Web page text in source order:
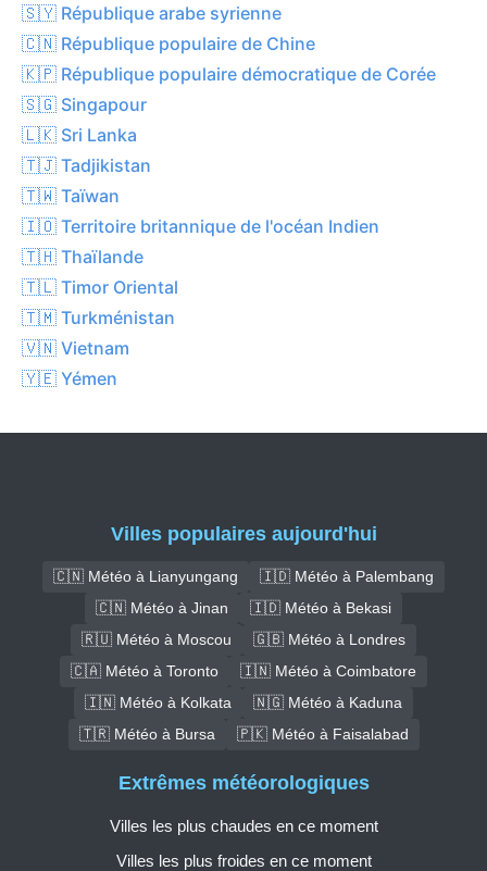
🇸🇾 République arabe syrienne
🇨🇳 République populaire de Chine
🇰🇵 République populaire démocratique de Corée
🇸🇬 Singapour
🇱🇰 Sri Lanka
🇹🇯 Tadjikistan
🇹🇼 Taïwan
🇮🇴 Territoire britannique de l'océan Indien
🇹🇭 Thaïlande
🇹🇱 Timor Oriental
🇹🇲 Turkménistan
🇻🇳 Vietnam
🇾🇪 Yémen
Villes populaires aujourd'hui
🇨🇳 Météo à Lianyungang
🇮🇩 Météo à Palembang
🇨🇳 Météo à Jinan
🇮🇩 Météo à Bekasi
🇷🇺 Météo à Moscou
🇬🇧 Météo à Londres
🇨🇦 Météo à Toronto
🇮🇳 Météo à Coimbatore
🇮🇳 Météo à Kolkata
🇳🇬 Météo à Kaduna
🇹🇷 Météo à Bursa
🇵🇰 Météo à Faisalabad
Extrêmes météorologiques
Villes les plus chaudes en ce moment
Villes les plus froides en ce moment